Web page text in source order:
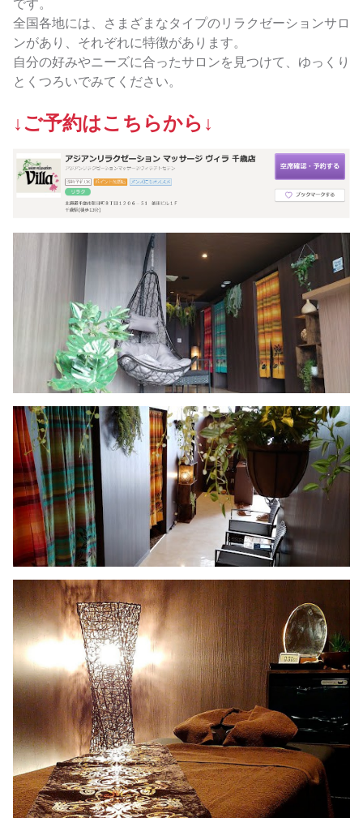
です。
全国各地には、さまざまなタイプのリラクゼーションサロ
ンがあり、それぞれに特徴があります。
自分の好みやニーズに合ったサロンを見つけて、ゆっくり
とくつろいでみてください。
↓ご予約はこちらから↓